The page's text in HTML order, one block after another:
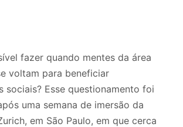
fazer quando mentes da área
voltam para beneficiar
sociais? Esse questionamento foi
uma semana de imersão da
em São Paulo, em que cerca